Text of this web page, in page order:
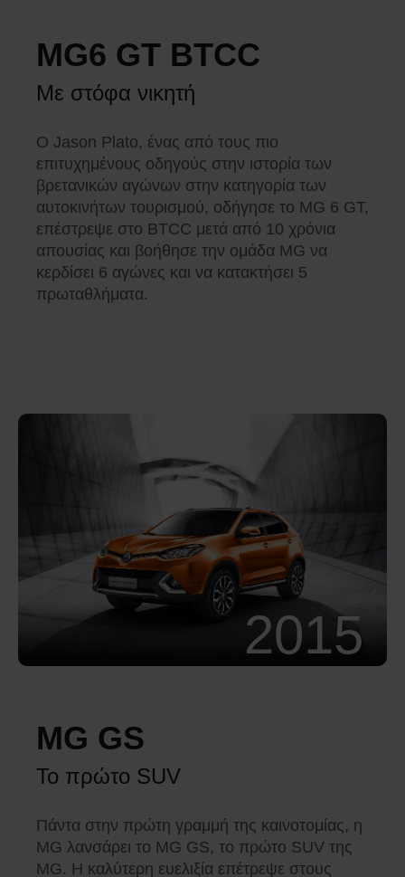
MG6 GT BTCC
Με στόφα νικητή
Ο Jason Plato, ένας από τους πιο
επιτυχημένους οδηγούς στην ιστορία των
βρετανικών αγώνων στην κατηγορία των
αυτοκινήτων τουρισμού, οδήγησε το MG 6 GT,
επέστρεψε στο BTCC μετά από 10 χρόνια
απουσίας και βοήθησε την ομάδα MG να
κερδίσει 6 αγώνες και να κατακτήσει 5
πρωταθλήματα.
2015
MG GS
Το πρώτο SUV
Πάντα στην πρώτη γραμμή της καινοτομίας, η
MG λανσάρει το MG GS, το πρώτο SUV της
MG. Η καλύτερη ευελιξία επέτρεψε στους